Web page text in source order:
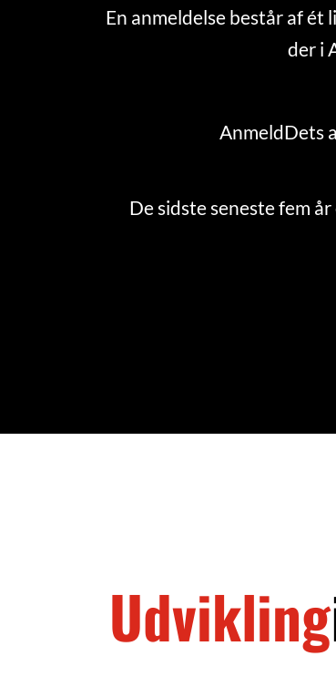
En anmeldelse består af
der i
AnmeldDets
De sidste seneste fem
Udvikling